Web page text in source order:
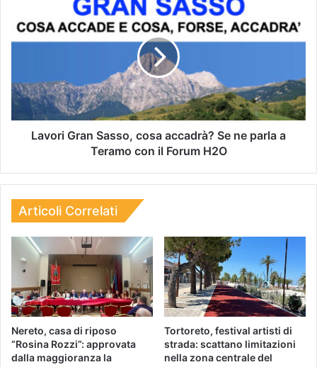
Lavori Gran Sasso, cosa accadrà? Se ne parla a
Teramo con il Forum H2O
Articoli Correlati
Nereto, casa di riposo
“Rosina Rozzi”: approvata
dalla maggioranza la
Tortoreto, festival artisti di
strada: scattano limitazioni
nella zona centrale del